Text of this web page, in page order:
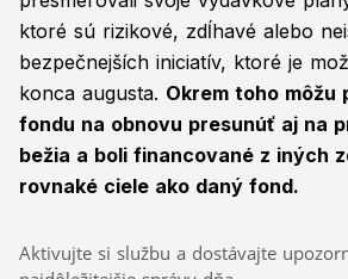
ktoré sú rizikové, zdĺhavé alebo
bezpečnejších iniciatív, ktoré je
konca augusta. Okrem toho môžu
fondu na obnovu presunúť aj na
bežia a boli financované z iných
rovnaké ciele ako daný fond.
Aktivujte si službu a dostávajte